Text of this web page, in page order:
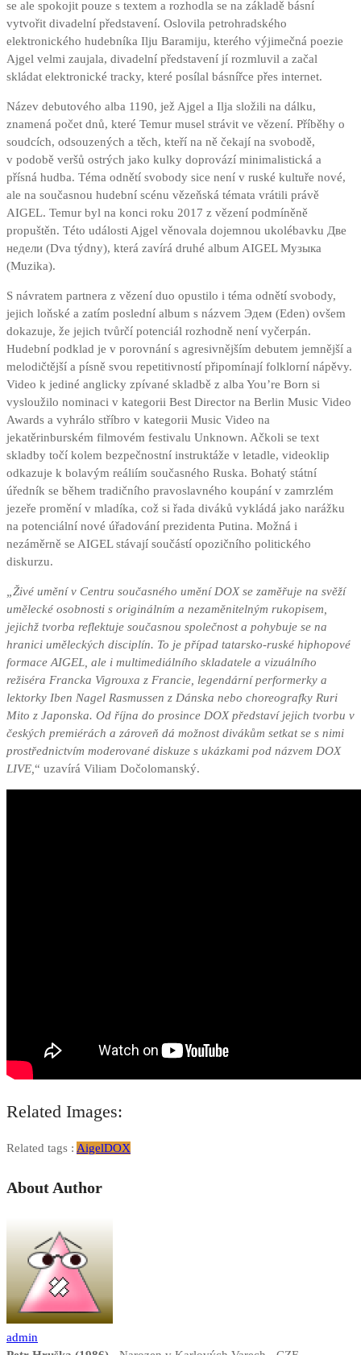
se ale spokojit pouze s textem a rozhodla se na základě básní
vytvořit divadelní představení. Oslovila petrohradského
elektronického hudebníka Ilju Baramiju, kterého výjimečná poezie
Ajgel velmi zaujala, divadelní představení jí rozmluvil a začal
skládat elektronické tracky, které posílal básnířce přes internet.
Název debutového alba 1190, jež Ajgel a Ilja složili na dálku,
znamená počet dnů, které Temur musel strávit ve vězení. Příběhy o
soudcích, odsouzených a těch, kteří na ně čekají na svobodě,
v podobě veršů ostrých jako kulky doprovází minimalistická a
přísná hudba. Téma odnětí svobody sice není v ruské kultuře nové,
ale na současnou hudební scénu vězeňská témata vrátili právě
AIGEL. Temur byl na konci roku 2017 z vězení podmíněně
propuštěn. Této události Ajgel věnovala dojemnou ukolébavku Две
недели (Dva týdny), která zavírá druhé album AIGEL Музыка
(Muzika).
S návratem partnera z vězení duo opustilo i téma odnětí svobody,
jejich loňské a zatím poslední album s názvem Эдем (Eden) ovšem
dokazuje, že jejich tvůrčí potenciál rozhodně není vyčerpán.
Hudební podklad je v porovnání s agresivnějším debutem jemnější a
melodičtější a písně svou repetitivností připomínají folklorní nápěvy.
Video k jediné anglicky zpívané skladbě z alba You’re Born si
vysloužilo nominaci v kategorii Best Director na Berlin Music Video
Awards a vyhrálo stříbro v kategorii Music Video na
jekatěrinburském filmovém festivalu Unknown. Ačkoli se text
skladby točí kolem bezpečnostní instruktáže v letadle, videoklip
odkazuje k bolavým reáliím současného Ruska. Bohatý státní
úředník se během tradičního pravoslavného koupání v zamrzlém
jezeře promění v mladíka, což si řada diváků vykládá jako narážku
na potenciální nové úřadování prezidenta Putina. Možná i
nezáměrně se AIGEL stávají součástí opozičního politického
diskurzu.
„Živé umění v Centru současného umění DOX se zaměřuje na svěží
umělecké osobnosti s originálním a nezaměnitelným rukopisem,
jejichž tvorba reflektuje současnou společnost a pohybuje se na
hranici uměleckých disciplín. To je případ tatarsko-ruské hiphopové
formace AIGEL, ale i multimediálního skladatele a vizuálního
režiséra Francka Vigrouxa z Francie, legendární performerky a
lektorky Iben Nagel Rasmussen z Dánska nebo choreografky Ruri
Mito z Japonska. Od října do prosince DOX představí jejich tvorbu v
českých premiérách a zároveň dá možnost divákům setkat se s nimi
prostřednictvím moderované diskuze s ukázkami pod názvem DOX
LIVE, “ uzavírá Viliam Dočolomanský.
Related Images:
Related tags : AigelDOX
About Author
admin